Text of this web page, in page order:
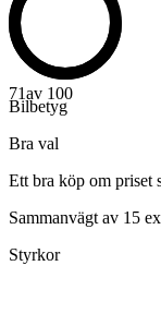
71av 100
Bilbetyg
Bra val
Ett bra köp om priset
Sammanvägt av 15
Styrkor